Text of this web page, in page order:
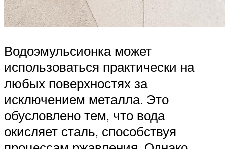
Водоэмульсионка может
использоваться практически на
любых поверхностях за
исключением металла. Это
обусловлено тем, что вода
окисляет сталь, способствуя